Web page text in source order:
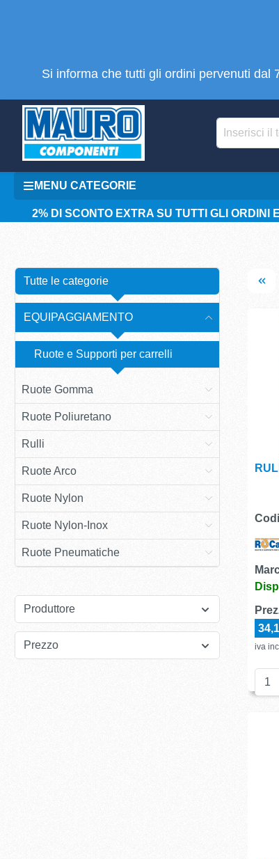
Si informa che tutti gli ordini pervenuti dal
MENU CATEGORIE
2% DI SCONTO EXTRA SU TUTTI GLI ORDINI
Tutte le categorie
EQUIPAGGIAMENTO
Ruote e Supporti per carrelli
Ruote Gomma
Ruote Poliuretano
Rulli
Ruote Arco
Ruote Nylon
Ruote Nylon-Inox
Ruote Pneumatiche
Produttore
Prezzo iva